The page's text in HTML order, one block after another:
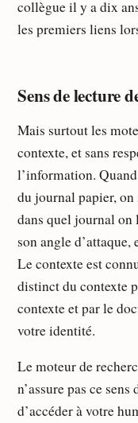
collègue il y a dix
les premiers liens
Sens de lecture
Mais surtout les
contexte, et sans
l’information.
du journal papier, on
dans quel journal on
son angle d’attaque,
Le contexte est
distinct du contexte
contexte et par le
votre identité.
Le moteur de
n’assure pas ce
d’accéder à votre